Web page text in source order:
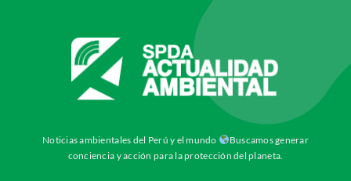
Noticias ambientales del Perú y el mundo
Buscamos generar
conciencia y acción para la protección del planeta.